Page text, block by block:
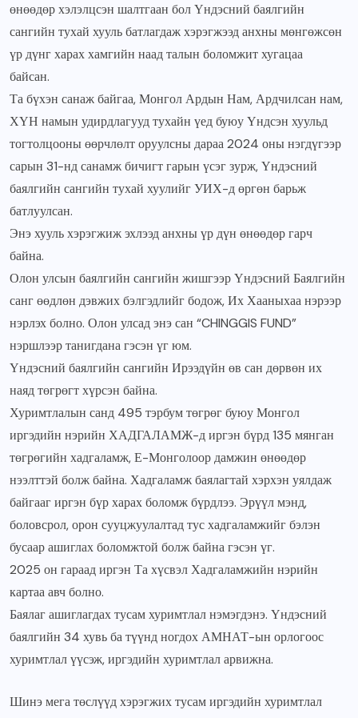
өнөөдөр хэлэлцсэн шалтгаан бол Үндэсний баялгийн
сангийн тухай хууль батлагдаж хэрэгжээд анхны мөнгөжсөн
үр дүнг харах хамгийн наад талын боломжит хугацаа
байсан.
Та бүхэн санаж байгаа, Монгол Ардын Нам, Ардчилсан нам,
ХҮН намын удирдлагууд тухайн үед буюу Үндсэн хуульд
тогтолцооны өөрчлөлт оруулсны дараа 2024 оны нэгдүгээр
сарын 31-нд санамж бичигт гарын үсэг зурж, Үндэсний
баялгийн сангийн тухай хуулийг УИХ-д өргөн барьж
батлуулсан.
Энэ хууль хэрэгжиж эхлээд анхны үр дүн өнөөдөр гарч
байна.
Олон улсын баялгийн сангийн жишгээр Үндэсний Баялгийн
санг өөдлөн дэвжих бэлгэдлийг бодож, Их Хааныхаа нэрээр
нэрлэх болно. Олон улсад энэ сан “CHINGGIS FUND”
нэршлээр танигдана гэсэн үг юм.
Үндэсний баялгийн сангийн Ирээдүйн өв сан дөрвөн их
наяд төгрөгт хүрсэн байна.
Хуримтлалын санд 495 тэрбум төгрөг буюу Монгол
иргэдийн нэрийн ХАДГАЛАМЖ-д иргэн бүрд 135 мянган
төгрөгийн хадгаламж, Е-Монголоор дамжин өнөөдөр
нээлттэй болж байна. Хадгаламж баялагтай хэрхэн уялдаж
байгааг иргэн бүр харах боломж бүрдлээ. Эрүүл мэнд,
боловсрол, орон сууцжуулалтад тус хадгаламжийг бэлэн
бусаар ашиглах боломжтой болж байна гэсэн үг.
2025 он гараад иргэн Та хүсвэл Хадгаламжийн нэрийн
картаа авч болно.
Баялаг ашиглагдах тусам хуримтлал нэмэгдэнэ. Үндэсний
баялгийн 34 хувь ба түүнд ногдох АМНАТ-ын орлогоос
хуримтлал үүсэж, иргэдийн хуримтлал арвижна.
Шинэ мега төслүүд хэрэгжих тусам иргэдийн хуримтлал